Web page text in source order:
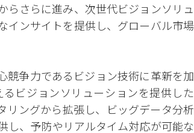
らさらに進み、次世代ビジョンソリュ
インサイトを提供し、グローバル市場
競争力であるビジョン技術に革新を加
ビジョンソリューションを提供した
リングから拡張し、ビッグデータ分析
し、予防やリアルタイム対応が可能な